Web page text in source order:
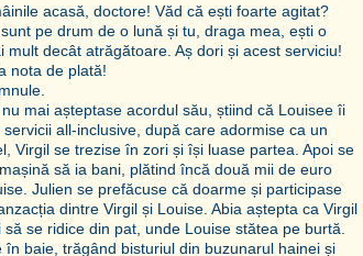
acasă, doctore! Văd că ești foarte agitat?
pe drum de o lună și tu, draga mea, ești o
mult decât atrăgătoare. Aș dori și acest serviciu!
nota de plată!
mai așteptase acordul său, știind că Louisee îi
servicii all-inclusive, după care adormise ca un
Virgil se trezise în zori și își luase partea. Apoi se
să ia bani, plătind încă două mii de euro
Julien se prefăcuse că doarme și participase
dintre Virgil și Louise. Abia aștepta ca Virgil
să se ridice din pat, unde Louise stătea pe burtă.
în baie, trăgând bisturiul din buzunarul hainei și